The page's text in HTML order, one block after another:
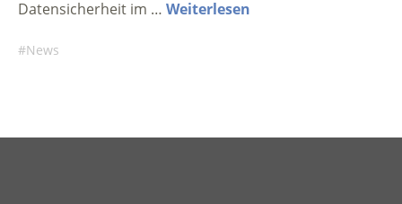
Datensicherheit im … Weiterlesen
News